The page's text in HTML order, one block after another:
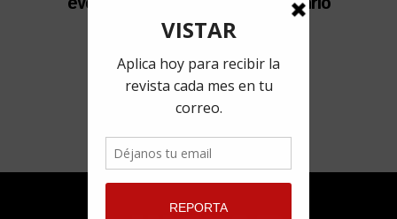
10 marzo, 2022 porAdyz Lien Rivero